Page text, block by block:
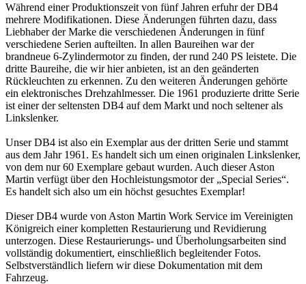
Während einer Produktionszeit von fünf Jahren erfuhr der DB4
mehrere Modifikationen. Diese Änderungen führten dazu, dass
Liebhaber der Marke die verschiedenen Änderungen in fünf
verschiedene Serien aufteilten. In allen Baureihen war der
brandneue 6-Zylindermotor zu finden, der rund 240 PS leistete. Die
dritte Baureihe, die wir hier anbieten, ist an den geänderten
Rückleuchten zu erkennen. Zu den weiteren Änderungen gehörte
ein elektronisches Drehzahlmesser. Die 1961 produzierte dritte Serie
ist einer der seltensten DB4 auf dem Markt und noch seltener als
Linkslenker.
Unser DB4 ist also ein Exemplar aus der dritten Serie und stammt
aus dem Jahr 1961. Es handelt sich um einen originalen Linkslenker,
von dem nur 60 Exemplare gebaut wurden. Auch dieser Aston
Martin verfügt über den Hochleistungsmotor der „Special Series“.
Es handelt sich also um ein höchst gesuchtes Exemplar!
Dieser DB4 wurde von Aston Martin Work Service im Vereinigten
Königreich einer kompletten Restaurierung und Revidierung
unterzogen. Diese Restaurierungs- und Überholungsarbeiten sind
vollständig dokumentiert, einschließlich begleitender Fotos.
Selbstverständlich liefern wir diese Dokumentation mit dem
Fahrzeug.